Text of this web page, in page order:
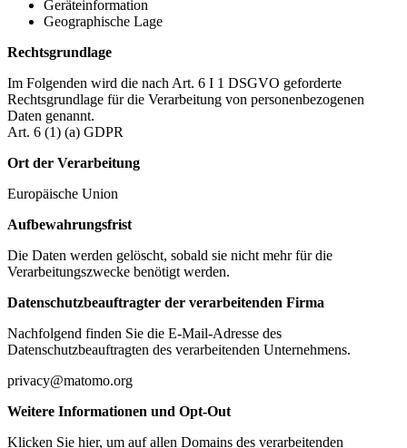
Geräteinformation
Geographische Lage
Rechtsgrundlage
Im Folgenden wird die nach Art. 6 I 1 DSGVO geforderte
Rechtsgrundlage für die Verarbeitung von personenbezogenen
Daten genannt.
Art. 6 (1) (a) GDPR
Ort der Verarbeitung
Europäische Union
Aufbewahrungsfrist
Die Daten werden gelöscht, sobald sie nicht mehr für die
Verarbeitungszwecke benötigt werden.
Datenschutzbeauftragter der verarbeitenden Firma
Nachfolgend finden Sie die E-Mail-Adresse des
Datenschutzbeauftragten des verarbeitenden Unternehmens.
privacy@matomo.org
Weitere Informationen und Opt-Out
Klicken Sie hier, um auf allen Domains des verarbeitenden